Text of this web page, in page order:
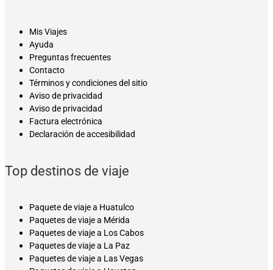
Mis Viajes
Ayuda
Preguntas frecuentes
Contacto
Términos y condiciones del sitio
Aviso de privacidad
Aviso de privacidad
Factura electrónica
Declaración de accesibilidad
Top destinos de viaje
Paquete de viaje a Huatulco
Paquetes de viaje a Mérida
Paquetes de viaje a Los Cabos
Paquetes de viaje a La Paz
Paquetes de viaje a Las Vegas